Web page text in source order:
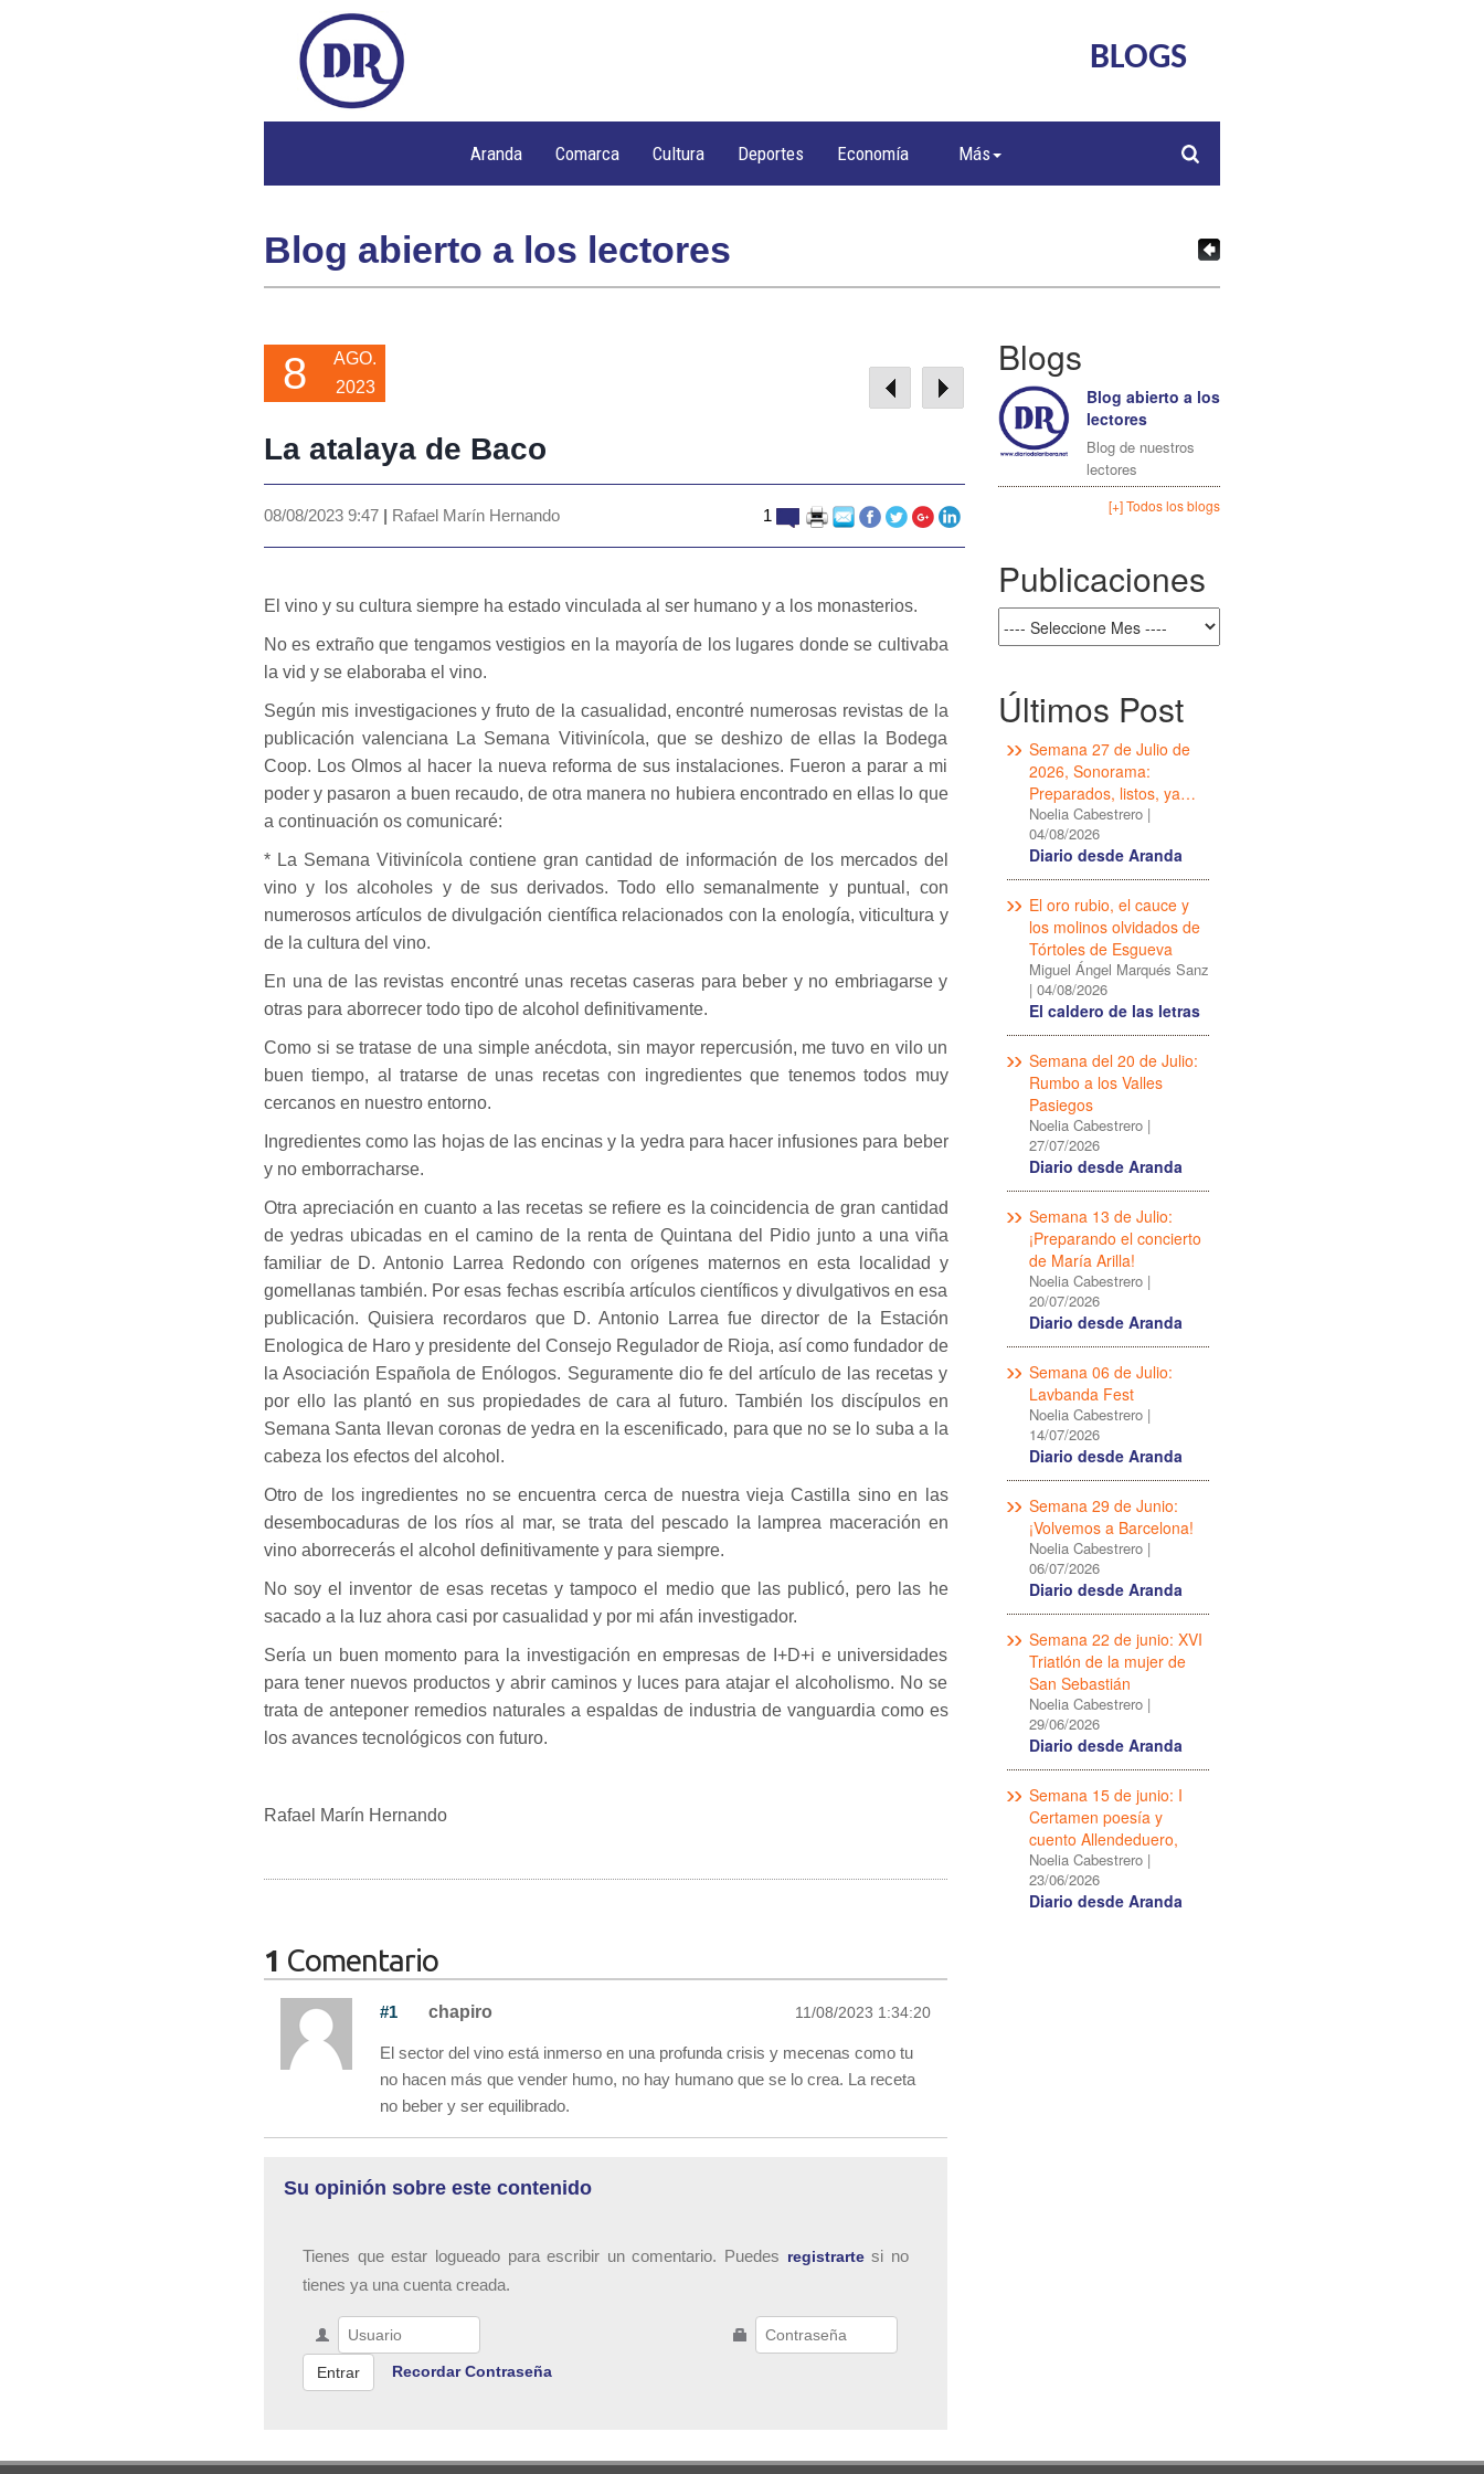
BLOGS
Aranda Comarca Cultura Deportes Economía Más
Blog abierto a los lectores
8
AGO.
2023
La atalaya de Baco
08/08/2023 9:47 | Rafael Marín Hernando 1
El vino y su cultura siempre ha estado vinculada al ser humano y a los monasterios.
No es extraño que tengamos vestigios en la mayoría de los lugares donde se cultivaba
la vid y se elaboraba el vino.
Según mis investigaciones y fruto de la casualidad, encontré numerosas revistas de la
publicación valenciana La Semana Vitivinícola, que se deshizo de ellas la Bodega
Coop. Los Olmos al hacer la nueva reforma de sus instalaciones. Fueron a parar a mi
poder y pasaron a buen recaudo, de otra manera no hubiera encontrado en ellas lo que
a continuación os comunicaré:
* La Semana Vitivinícola contiene gran cantidad de información de los mercados del
vino y los alcoholes y de sus derivados. Todo ello semanalmente y puntual, con
numerosos artículos de divulgación científica relacionados con la enología, viticultura y
de la cultura del vino.
En una de las revistas encontré unas recetas caseras para beber y no embriagarse y
otras para aborrecer todo tipo de alcohol definitivamente.
Como si se tratase de una simple anécdota, sin mayor repercusión, me tuvo en vilo un
buen tiempo, al tratarse de unas recetas con ingredientes que tenemos todos muy
cercanos en nuestro entorno.
Ingredientes como las hojas de las encinas y la yedra para hacer infusiones para beber
y no emborracharse.
Otra apreciación en cuanto a las recetas se refiere es la coincidencia de gran cantidad
de yedras ubicadas en el camino de la renta de Quintana del Pidio junto a una viña
familiar de D. Antonio Larrea Redondo con orígenes maternos en esta localidad y
gomellanas también. Por esas fechas escribía artículos científicos y divulgativos en esa
publicación. Quisiera recordaros que D. Antonio Larrea fue director de la Estación
Enologica de Haro y presidente del Consejo Regulador de Rioja, así como fundador de
la Asociación Española de Enólogos. Seguramente dio fe del artículo de las recetas y
por ello las plantó en sus propiedades de cara al futuro. También los discípulos en
Semana Santa llevan coronas de yedra en la escenificado, para que no se lo suba a la
cabeza los efectos del alcohol.
Otro de los ingredientes no se encuentra cerca de nuestra vieja Castilla sino en las
desembocaduras de los ríos al mar, se trata del pescado la lamprea maceración en
vino aborrecerás el alcohol definitivamente y para siempre.
No soy el inventor de esas recetas y tampoco el medio que las publicó, pero las he
sacado a la luz ahora casi por casualidad y por mi afán investigador.
Sería un buen momento para la investigación en empresas de I+D+i e universidades
para tener nuevos productos y abrir caminos y luces para atajar el alcoholismo. No se
trata de anteponer remedios naturales a espaldas de industria de vanguardia como es
los avances tecnológicos con futuro.
Rafael Marín Hernando
1 Comentario
#1 chapiro 11/08/2023 1:34:20
El sector del vino está inmerso en una profunda crisis y mecenas como tu
no hacen más que vender humo, no hay humano que se lo crea. La receta
no beber y ser equilibrado.
Su opinión sobre este contenido
Tienes que estar logueado para escribir un comentario. Puedes registrartesi no
tienes ya una cuenta creada.
Recordar Contraseña
Blogs
Blog abierto a los
lectores
Blog de nuestros
lectores
[+] Todos los blogs
Publicaciones
Últimos Post
Semana 27 de Julio de
2026, Sonorama:
Preparados, listos, ya…
Noelia Cabestrero|
04/08/2026
Diario desde Aranda
El oro rubio, el cauce y
los molinos olvidados de
Tórtoles de Esgueva
Miguel Ángel Marqués Sanz
| 04/08/2026
El caldero de las letras
Semana del 20 de Julio:
Rumbo a los Valles
Pasiegos
Noelia Cabestrero|
27/07/2026
Diario desde Aranda
Semana 13 de Julio:
¡Preparando el concierto
de María Arilla!
Noelia Cabestrero|
20/07/2026
Diario desde Aranda
Semana 06 de Julio:
Lavbanda Fest
Noelia Cabestrero|
14/07/2026
Diario desde Aranda
Semana 29 de Junio:
¡Volvemos a Barcelona!
Noelia Cabestrero|
06/07/2026
Diario desde Aranda
Semana 22 de junio: XVI
Triatlón de la mujer de
San Sebastián
Noelia Cabestrero|
29/06/2026
Diario desde Aranda
Semana 15 de junio: I
Certamen poesía y
cuento Allendeduero,
Noelia Cabestrero|
23/06/2026
Diario desde Aranda